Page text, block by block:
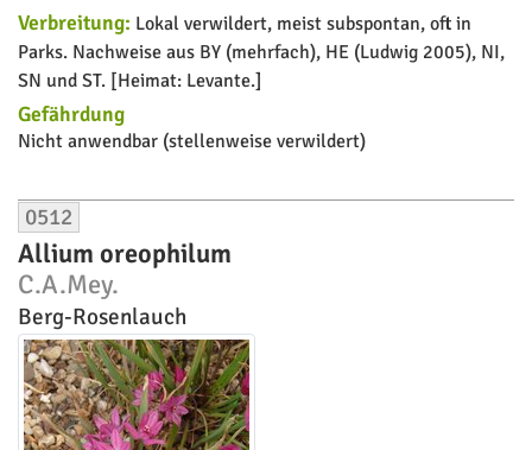
Verbreitung: Lokal verwildert, meist subspontan, oft in
Parks. Nachweise aus BY (mehrfach), HE (Ludwig 2005), NI,
SN und ST. [Heimat: Levante.]
Gefährdung
Nicht anwendbar (stellenweise verwildert)
0512
Allium oreophilum
C.A.Mey.
Berg-Rosenlauch